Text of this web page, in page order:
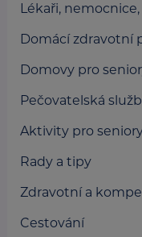
Lékaři, nemocnice,
Domácí zdravotní
Domovy pro
Pečovatelská
Aktivity pro
Rady a tipy
Zdravotní a
Cestování